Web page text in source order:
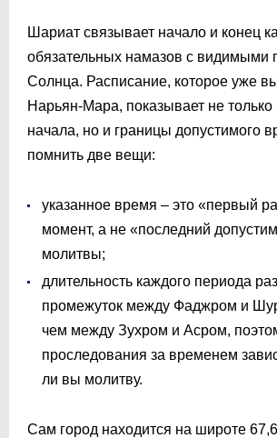
Шариат связывает начало и конец
обязательных намазов с видимыми
Солнца. Расписание, которое уже
Нарьян-Мара, показывает не
начала, но и границы допустимого
помнить две вещи:
указанное время – это «первый
момент, а не «последний
молитвы;
длительность каждого периода
промежуток между Фаджром и
чем между Зухром и Асром,
проследования за временем
ли вы молитву.
Сам город находится на широте